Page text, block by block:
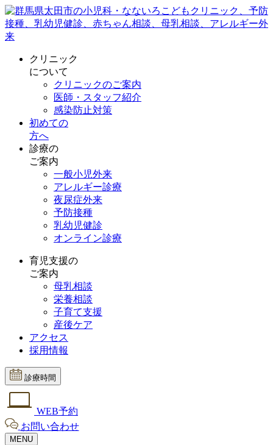
クリニック
について
クリニックのご案内
医師・スタッフ紹介
感染防止対策
初めての
方へ
診療の
ご案内
一般小児外来
アレルギー診療
夜尿症外来
予防接種
乳幼児健診
オンライン診療
育児支援の
ご案内
母乳相談
栄養相談
子育て支援
産後ケア
アクセス
採用情報
診療時間
WEB予約
お問い合わせ
MENU